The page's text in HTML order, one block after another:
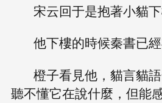
宋云回于是抱著小貓下
他下樓的時候秦書已經
橙子看見他，貓言貓
聽不懂它在說什麼，但能